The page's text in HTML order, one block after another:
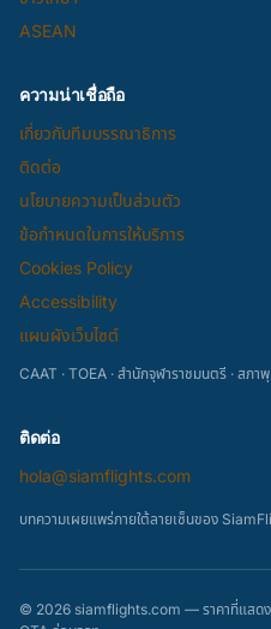
ASEAN
ความน่าเชื่อถือ
เกี่ยวกับทีมบรรณาธิการ
ติดต่อ
นโยบายความเป็นส่วนตัว
ข้อกำหนดในการให้บริการ
Cookies Policy
Accessibility
แผนผังเว็บไซต์
CAAT · TOEA · สำนักจุฬาราชมนตรี · สภ
ติดต่อ
hola@siamflights.com
บทความเผยแพร่ภายใต้ลายเซ็นของ
© 2026 siamflights.com — ราคาที่แสดง